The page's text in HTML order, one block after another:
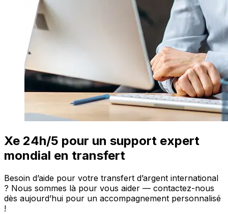
Xe 24h/5 pour un support expert
mondial en transfert
Besoin d’aide pour votre transfert d’argent international
? Nous sommes là pour vous aider — contactez-nous
dès aujourd’hui pour un accompagnement personnalisé
!